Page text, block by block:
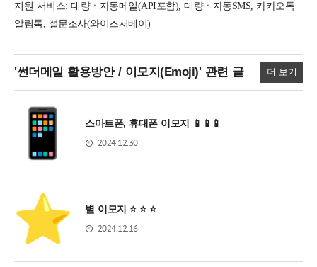
지원 서비스: 대량ㆍ자동메일(API포함), 대량ㆍ자동SMS, 카카오톡
알림톡, 설문조사(와이즈서베이)
'썬더메일 활용방안 / 이모지(Emoji)'관련 글 더 보기
스마트폰, 휴대폰 이모지 📱📱📱
2024.12.30
별 이모지 ⭐ ⭐ ⭐
2024.12.16